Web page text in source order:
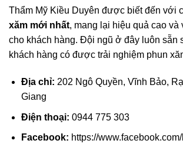
Thẩm Mỹ Kiều Duyên được biết đến với
xăm mới nhất, mang lại hiệu quả cao và
cho khách hàng. Đội ngũ ở đây luôn sẵn
khách hàng có được trải nghiệm phun
Địa chỉ: 202 Ngô Quyền, Vĩnh Bảo,
Giang
Điện thoại: 0944 775 303
Facebook: https://